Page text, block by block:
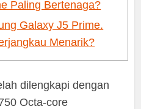
Paling Bertenaga?
Galaxy J5 Prime.
Menarik?
dilengkapi dengan
Octa-core